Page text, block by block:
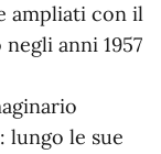
ampliati con il
anni 1957
lungo le sue